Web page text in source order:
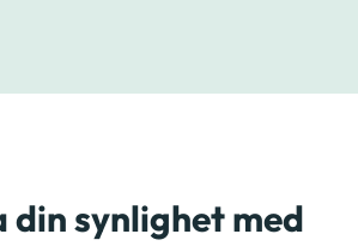
din synlighet med